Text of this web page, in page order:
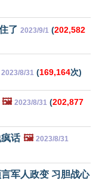
了 2023/9/1 (202,582
2023/8/31 (169,164次)
🖼️ 2023/8/31 (202,877
话 🖼️ 2023/8/31
军人政变 习胆战心